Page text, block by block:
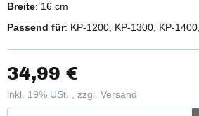
Breite: 16 cm
Passend für: KP-1200, KP-1300, KP-
34,99 €
inkl. 19% USt. , zzgl. Versand